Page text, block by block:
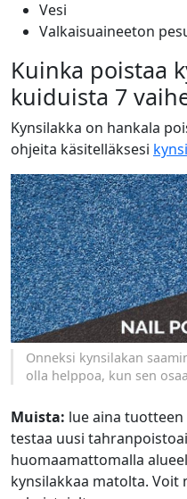
Vesi
Valkaisuaineeton
Kuinka poistaa
kuiduista 7
Kynsilakka on hankala
ohjeita käsitelläksesi
Onneksi kynsilakan
olla helppoa, kun sen
Muista: lue aina
testaa uusi
huomaamattomalla
kynsilakkaa matolta. Voit